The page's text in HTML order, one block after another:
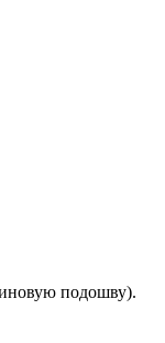
подошву).